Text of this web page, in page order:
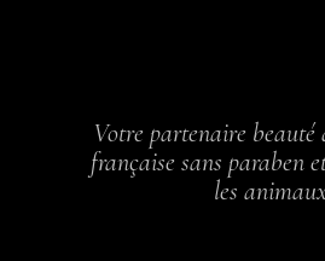
Votre partenaire beauté
française sans paraben
les